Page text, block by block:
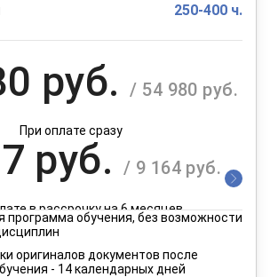
250-400 ч.
руб. / 54 980 руб.
При оплате сразу
руб. / 9 164 руб.
в рассрочку на 6 месяцев
руб.
программа обучения, без возможности
оригиналов документов после
- 14 календарных дней